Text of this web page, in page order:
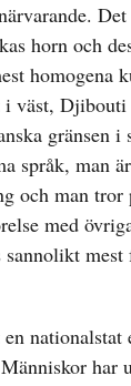
horn och
homogena
i väst,
gränsen i
språk, man
och man tror
med
mest
nationalstat
har